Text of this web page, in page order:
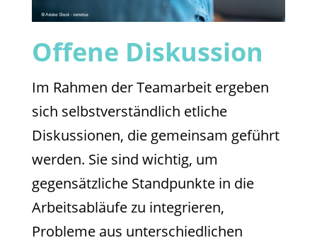
Offene Diskussion
Im Rahmen der Teamarbeit ergeben
sich selbstverständlich etliche
Diskussionen, die gemeinsam geführt
werden. Sie sind wichtig, um
gegensätzliche Standpunkte in die
Arbeitsabläufe zu integrieren,
Probleme aus unterschiedlichen